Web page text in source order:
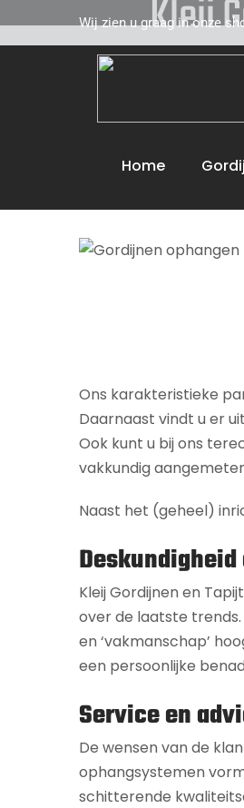
Wij zien u graag in onze
Home
Kleij
toe. Wij adviseren u
Ons karakteristieke
Daarnaast vindt u er
Ook kunt u bij ons
vakkundig
Naast het (geheel)
Kleij Gordijnen en
over de laatste trends.
en ‘vakmanschap’
een persoonlijke
Service en
De wensen van de
ophangsystemen
schitterende